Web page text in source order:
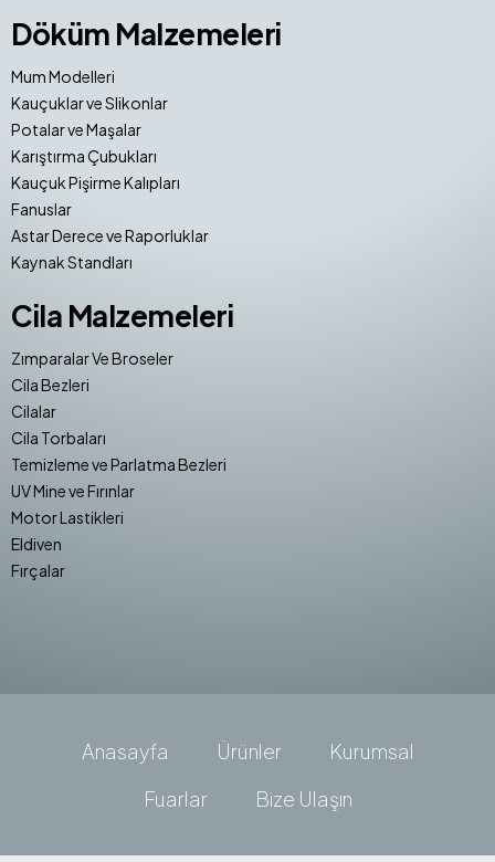
Döküm Malzemeleri
Mum Modelleri
Kauçuklar ve Slikonlar
Potalar ve Maşalar
Karıştırma Çubukları
Kauçuk Pişirme Kalıpları
Fanuslar
Astar Derece ve Raporluklar
Kaynak Standları
Cila Malzemeleri
Zımparalar Ve Broseler
Cila Bezleri
Cilalar
Cila Torbaları
Temizleme ve Parlatma Bezleri
UV Mine ve Fırınlar
Motor Lastikleri
Eldiven
Fırçalar
Anasayfa Ürünler
Kurumsal
Fuarlar
Bize Ulaşın